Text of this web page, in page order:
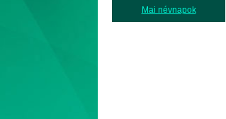
Mai névnapok